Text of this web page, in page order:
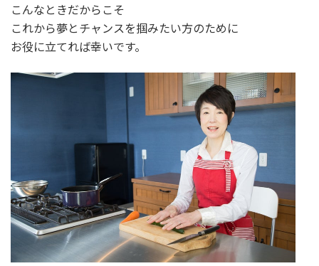
こんなときだからこそ
これから夢とチャンスを掴みたい方のために
お役に立てれば幸いです。